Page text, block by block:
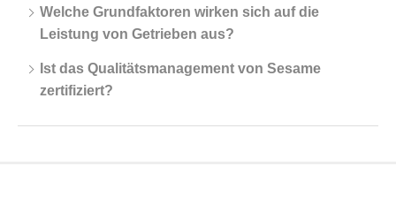
Welche Grundfaktoren wirken sich auf die
Leistung von Getrieben aus?
Ist das Qualitätsmanagement von Sesame
zertifiziert?